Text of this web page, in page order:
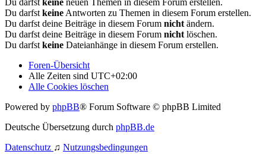
Du darfst keine neuen Themen in diesem Forum erstellen.
Du darfst keine Antworten zu Themen in diesem Forum erstellen.
Du darfst deine Beiträge in diesem Forum nicht ändern.
Du darfst deine Beiträge in diesem Forum nicht löschen.
Du darfst keine Dateianhänge in diesem Forum erstellen.
Foren-Übersicht
Alle Zeiten sind UTC+02:00
Alle Cookies löschen
Powered by phpBB® Forum Software © phpBB Limited
Deutsche Übersetzung durch phpBB.de
Datenschutz ♫ Nutzungsbedingungen